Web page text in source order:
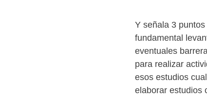
Y señala 3
fundamental
eventuales
para realizar
esos estudios
elaborar estudios